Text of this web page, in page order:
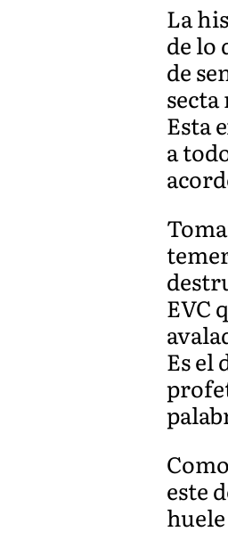
La
de lo
de
secta
Esta
a
EVC
Es el
este